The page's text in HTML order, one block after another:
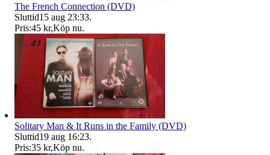
The French Connection (DVD)
Sluttid15 aug 23:33.
Pris:45 kr,Köp nu.
Solitary Man & It Runs in the Family (DVD)
Sluttid19 aug 16:23.
Pris:35 kr,Köp nu.